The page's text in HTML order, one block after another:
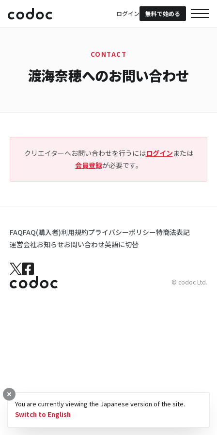
ログイン 無料で始める
CONTACT
渡海奈穂へのお問い合わせ
クリエイターへお問い合わせを行うにはログインまたは
会員登録が必要です。
FAQFAQ(購入者)利用規約プライバシーポリシー特商法表記
運営会社お知らせお問い合わせ英語に切替
© codoc Ltd.
You are currently viewing the Japanese version of the site.
Switch to English